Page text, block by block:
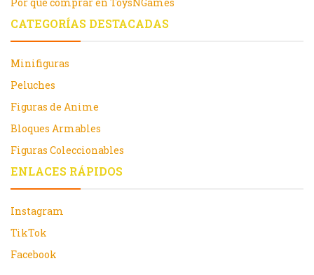
CATEGORÍAS DESTACADAS
Minifiguras
Peluches
Figuras de Anime
Bloques Armables
Figuras Coleccionables
ENLACES RÁPIDOS
Instagram
TikTok
Facebook